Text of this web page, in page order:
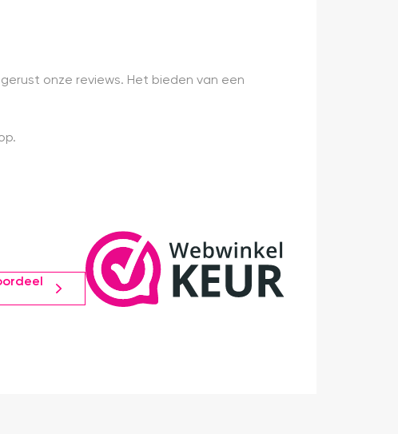
onze reviews. Het bieden van een